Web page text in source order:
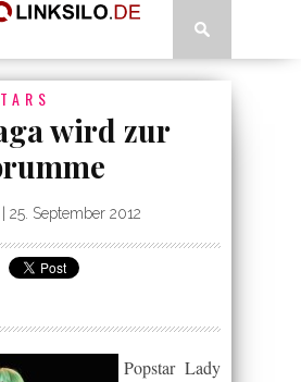
wird zur
25. September 2012
Popstar Lady